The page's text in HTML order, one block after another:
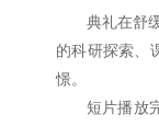
典礼在舒
的科研探索、
憬。
短片播放